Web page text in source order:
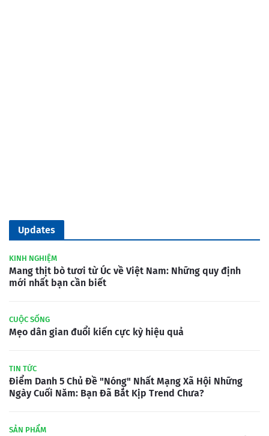
Updates
KINH NGHIỆM
Mang thịt bò tươi từ Úc về Việt Nam: Những quy định
mới nhất bạn cần biết
CUỘC SỐNG
Mẹo dân gian đuổi kiến cực kỳ hiệu quả
TIN TỨC
Điểm Danh 5 Chủ Đề "Nóng" Nhất Mạng Xã Hội Những
Ngày Cuối Năm: Bạn Đã Bắt Kịp Trend Chưa?
SẢN PHẨM